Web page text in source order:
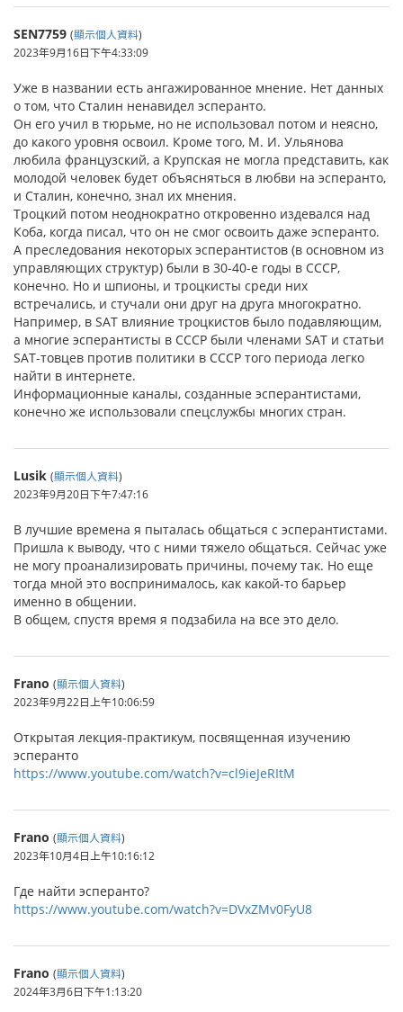
SEN7759 (顯示個人資料)
2023年9月16日下午4:33:09
Уже в названии есть ангажированное мнение. Нет данных
о том, что Сталин ненавидел эсперанто.
Он его учил в тюрьме, но не использовал потом и неясно,
до какого уровня освоил. Кроме того, М. И. Ульянова
любила французский, а Крупская не могла представить, как
молодой человек будет объясняться в любви на эсперанто,
и Сталин, конечно, знал их мнения.
Троцкий потом неоднократно откровенно издевался над
Коба, когда писал, что он не смог освоить даже эсперанто.
А преследования некоторых эсперантистов (в основном из
управляющих структур) были в 30-40-е годы в СССР,
конечно. Но и шпионы, и троцкисты среди них
встречались, и стучали они друг на друга многократно.
Например, в SAT влияние троцкистов было подавляющим,
а многие эсперантисты в СССР были членами SAT и статьи
SAT-товцев против политики в СССР того периода легко
найти в интернете.
Информационные каналы, созданные эсперантистами,
конечно же использовали спецслужбы многих стран.
Lusik (顯示個人資料)
2023年9月20日下午7:47:16
В лучшие времена я пыталась общаться с эсперантистами.
Пришла к выводу, что с ними тяжело общаться. Сейчас уже
не могу проанализировать причины, почему так. Но еще
тогда мной это воспринималось, как какой-то барьер
именно в общении.
В общем, спустя время я подзабила на все это дело.
Frano (顯示個人資料)
2023年9月22日上午10:06:59
Открытая лекция-практикум, посвященная изучению
эсперанто
https://www.youtube.com/watch?v=cl9ieJeRItM
Frano (顯示個人資料)
2023年10月4日上午10:16:12
Где найти эсперанто?
https://www.youtube.com/watch?v=DVxZMv0FyU8
Frano (顯示個人資料)
2024年3月6日下午1:13:20